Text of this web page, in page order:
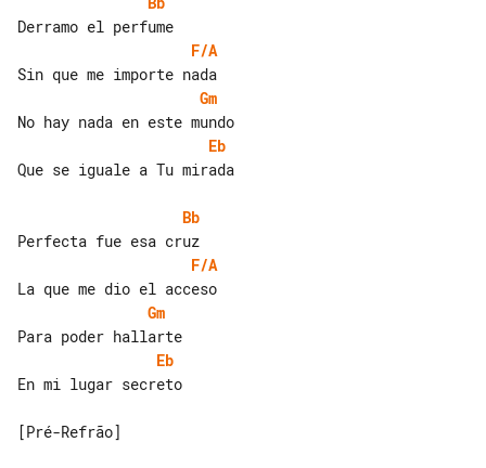
F/A
Gm
Eb
Que se iguale a Tu mirada
Bb
F/A
Gm
Eb
En mi lugar secreto
[Pré-Refrão]